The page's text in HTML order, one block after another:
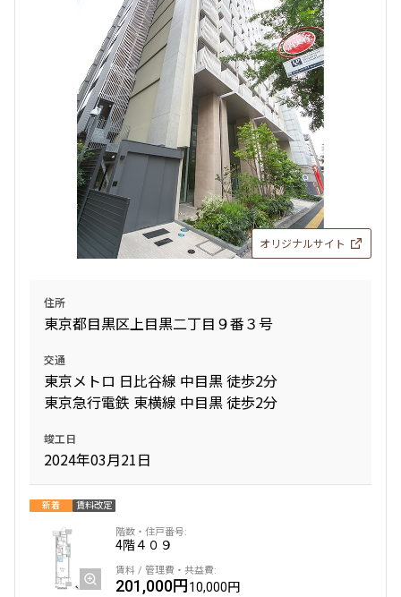
お問合せ 追加
13階１３１４
455,000円 20,000円
1.0ヶ月 無
2LDK+2N+2WIC+SIC73.52㎡
三井の賃貸 ペット可 タワー
319,000円 15,000円
1LDK+2N+WIC+SIC
お問合せ
オリジナルサイト
住所
東京都目黒区上目黒二丁目９番３号
交通
東京メトロ 日比谷線 中目黒 徒歩2分
東京急行電鉄 東横線 中目黒 徒歩2分
竣工日
2024年03月21日
新着 賃料改定
4階４０９
201,000円10,000円